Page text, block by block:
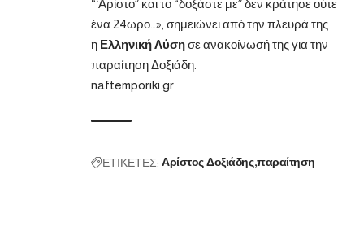
“‘Αρίστο” και το “δοξάστε με” δεν κράτησε ούτε
ένα 24ωρο…», σημειώνει από την πλευρά της
η Ελληνική Λύσησε ανακοίνωσή της για την
παραίτηση Δοξιάδη.
naftemporiki.gr
ΕΤΙΚΕΤΕΣ: Αρίστος Δοξιάδης παραίτηση